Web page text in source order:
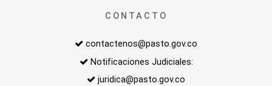
CONTACTO
contactenos@pasto.gov.co
Notificaciones Judiciales:
juridica@pasto.gov.co